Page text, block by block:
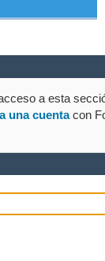
a esta
una cuentacon